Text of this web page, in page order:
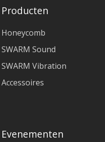
Producten
Honeycomb
SWARM Sound
SWARM Vibration
Accessoires
Evenementen